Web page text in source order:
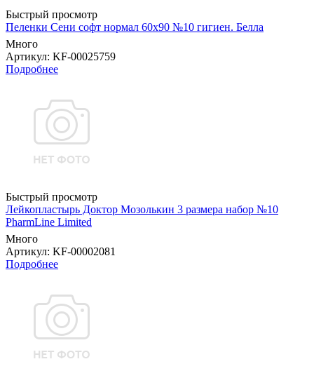
Быстрый просмотр
Пеленки Сени софт нормал 60х90 №10 гигиен. Белла
Много
Артикул: KF-00025759
Подробнее
Быстрый просмотр
Лейкопластырь Доктор Мозолькин 3 размера набор №10
PharmLine Limited
Много
Артикул: KF-00002081
Подробнее